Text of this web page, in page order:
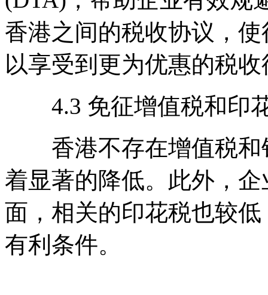
香港之间的税收协议，
以享受到更为优惠的税
4.3 免征增值税和印
香港不存在增值税和
着显著的降低。此外，
面，相关的印花税也较
有利条件。